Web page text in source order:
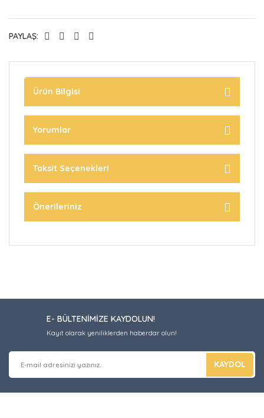
PAYLAŞ:
Ürün Bilgisi
Yorumlar
Taksit Seçenekleri
Önerileriniz
E- BÜLTENİMİZE KAYDOLUN!
Kayıt olarak yeniliklerden haberdar olun!
KAYDOL